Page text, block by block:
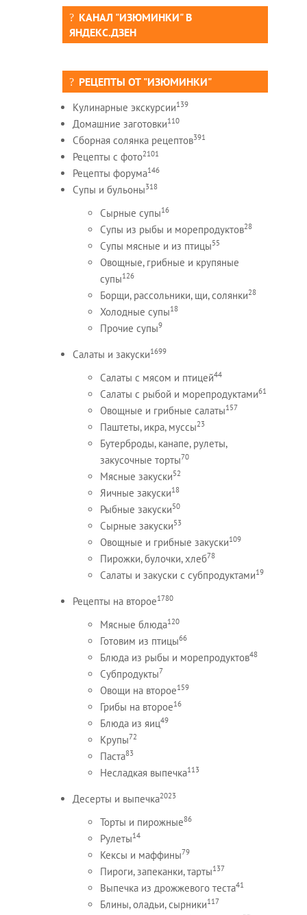
КАНАЛ "ИЗЮМИНКИ" В
ЯНДЕКС.ДЗЕН
РЕЦЕПТЫ ОТ "ИЗЮМИНКИ"
Кулинарные экскурсии139
Домашние заготовки110
Сборная солянка рецептов391
Рецепты c фото2101
Рецепты форума146
Супы и бульоны318
Сырные супы16
Супы из рыбы и морепродуктов28
Супы мясные и из птицы55
Овощные, грибные и крупяные
супы126
Борщи, рассольники, щи, солянки28
Холодные супы18
Прочие супы9
Салаты и закуски1699
Салаты с мясом и птицей44
Салаты с рыбой и морепродуктами61
Овощные и грибные салаты157
Паштеты, икра, муссы23
Бутерброды, канапе, рулеты,
закусочные торты70
Мясные закуски52
Яичные закуски18
Рыбные закуски50
Сырные закуски53
Овощные и грибные закуски109
Пирожки, булочки, хлеб78
Салаты и закуски с субпродуктами19
Рецепты на второе1780
Мясные блюда120
Готовим из птицы66
Блюда из рыбы и морепродуктов48
Субпродукты7
Овощи на второе159
Грибы на второе16
Блюда из яиц49
Крупы72
Паста83
Несладкая выпечка113
Десерты и выпечка2023
Торты и пирожные86
Рулеты14
Кексы и маффины79
Пироги, запеканки, тарты137
Выпечка из дрожжевого теста41
Блины, оладьи, сырники117